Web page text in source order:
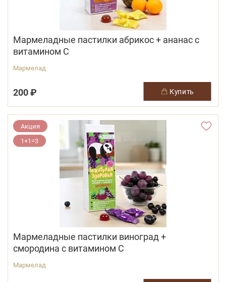
Мармеладные пастилки абрикос + ананас с
витамином С
Мармелад
200 ₽ купить
Акция
1+1=3
Мармеладные пастилки виноград +
смородина с витамином С
Мармелад